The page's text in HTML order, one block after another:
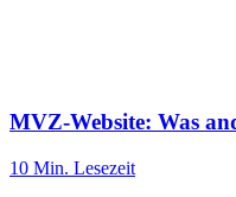
MVZ-Website: Was
10 Min. Lesezeit